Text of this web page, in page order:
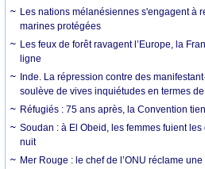
Les nations mélanésiennes s'engagent à
marines protégées
Les feux de forêt ravagent l’Europe, la
ligne
Inde. La répression contre des
soulève de vives inquiétudes en termes
Réfugiés : 75 ans après, la Convention
Soudan : à El Obeid, les femmes fuient
nuit
Mer Rouge : le chef de l’ONU réclame